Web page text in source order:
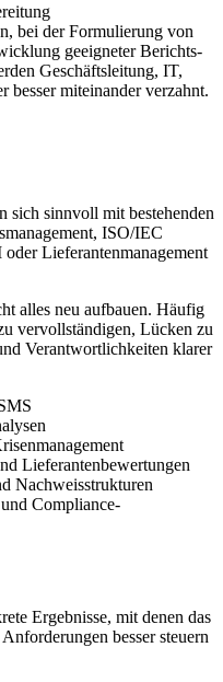
bei der Formulierung von
geeigneter Berichts-
Geschäftsleitung, IT,
besser miteinander verzahnt.
sich sinnvoll mit bestehenden
ISO/IEC
Lieferantenmanagement
alles neu aufbauen. Häufig
vervollständigen, Lücken zu
Verantwortlichkeiten klarer
Lieferantenbewertungen
Nachweisstrukturen
Compliance-
Ergebnisse, mit denen das
besser steuern